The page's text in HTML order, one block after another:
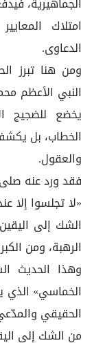
امتلاك
الدعاوى.
ومن هنا تبرز
النبي الأعظم
يخضع للضجيج
الخطاب، بل
والعقول.
فقد ورد عنه
«لا تجلسوا
الشك إلى
الرهبة، ومن
وهذا الحديث
الخماسي» الذي
الحقيقي
من الشك إلى